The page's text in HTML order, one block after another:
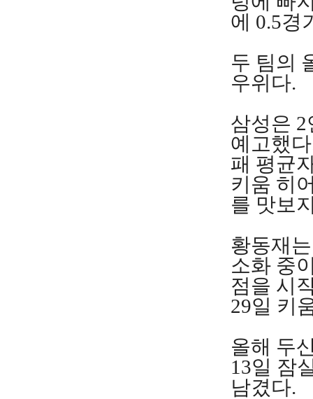
에 0.5경
두 팀의
우위다.
삼성은
예고했
패 평균
키움 히
를 맛보
황동재
소화 중
점을 시
29일 키
올해 두
13일 잠
남겼다.